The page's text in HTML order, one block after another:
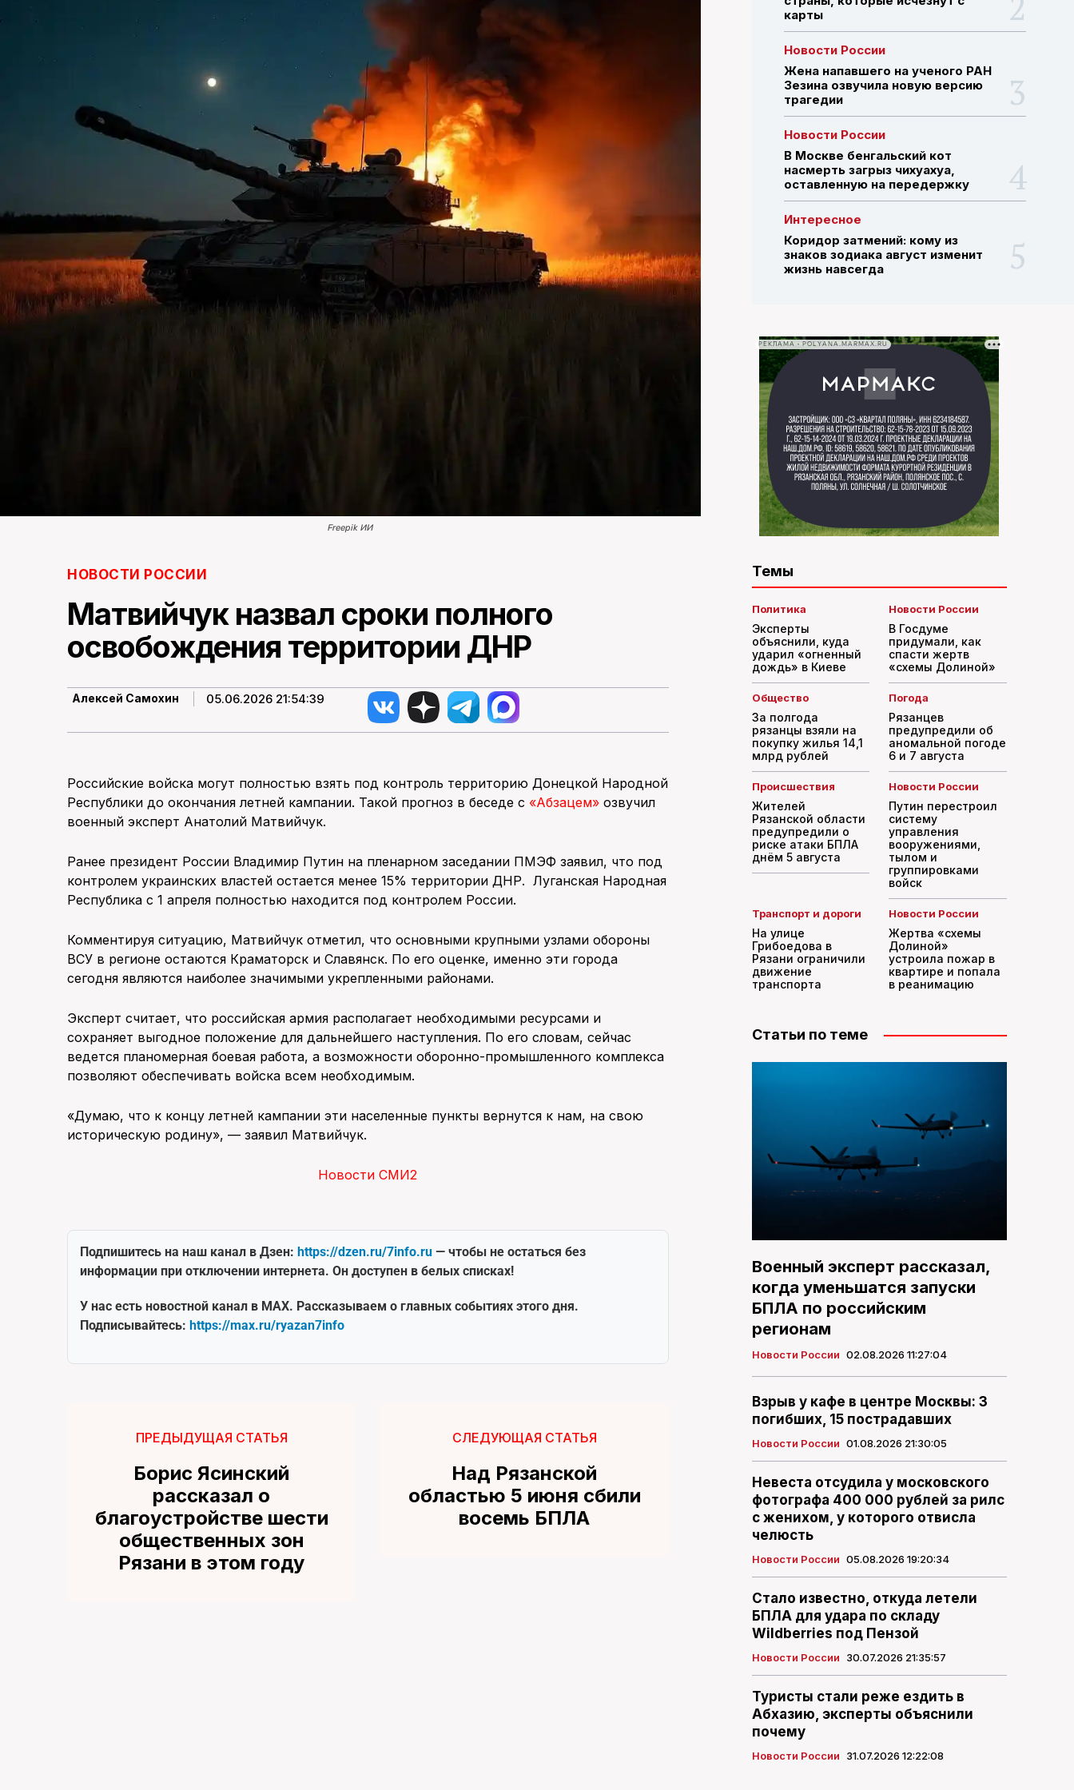
ПОИСК ПО САЙТУ
Freepik ИИ
НОВОСТИ РОССИИ
Матвийчук назвал сроки полного
освобождения территории ДНР
Алексей Самохин 05.06.2026 21:54:39
Российские войска могут полностью взять под контроль территорию Донецкой Народной
Республики до окончания летней кампании. Такой прогноз в беседе с «Абзацем» озвучил
военный эксперт Анатолий Матвийчук.
Ранее президент России Владимир Путин на пленарном заседании ПМЭФ заявил, что под
контролем украинских властей остается менее 15% территории ДНР. Луганская Народная
Республика с 1 апреля полностью находится под контролем России.
Комментируя ситуацию, Матвийчук отметил, что основными крупными узлами обороны
ВСУ в регионе остаются Краматорск и Славянск. По его оценке, именно эти города
сегодня являются наиболее значимыми укрепленными районами.
Эксперт считает, что российская армия располагает необходимыми ресурсами и
сохраняет выгодное положение для дальнейшего наступления. По его словам, сейчас
ведется планомерная боевая работа, а возможности оборонно-промышленного комплекса
позволяют обеспечивать войска всем необходимым.
«Думаю, что к концу летней кампании эти населенные пункты вернутся к нам, на свою
историческую родину», — заявил Матвийчук.
Новости СМИ2
Подпишитесь на наш канал в Дзен: https://dzen.ru/7info.ru — чтобы не остаться без
информации при отключении интернета. Он доступен в белых списках!
У нас есть новостной канал в MAX. Рассказываем о главных событиях этого дня.
Подписывайтесь: https://max.ru/ryazan7info
ПРЕДЫДУЩАЯ СТАТЬЯ
Борис Ясинский
рассказал о
благоустройстве шести
общественных зон
Рязани в этом году
СЛЕДУЮЩАЯ СТАТЬЯ
Над Рязанской
областью 5 июня сбили
восемь БПЛА
карты
Новости России
Жена напавшего на ученого РАН
Зезина озвучила новую версию
трагедии
Новости России
В Москве бенгальский кот
насмерть загрыз чихуахуа,
оставленную на передержку
Интересное
Коридор затмений: кому из
знаков зодиака август изменит
жизнь навсегда
РЕКЛАМА • POLYANA.MARMAX.RU
Темы
Политика
Эксперты
объяснили, куда
ударил «огненный
дождь» в Киеве
Новости России
В Госдуме
придумали, как
спасти жертв
«схемы Долиной»
Общество
За полгода
рязанцы взяли на
покупку жилья 14,1
млрд рублей
Погода
Рязанцев
предупредили об
аномальной погоде
6 и 7 августа
Происшествия
Жителей
Рязанской области
предупредили о
риске атаки БПЛА
днём 5 августа
Новости России
Путин перестроил
систему
управления
вооружениями,
тылом и
группировками
войск
Транспорт и дороги
На улице
Грибоедова в
Рязани ограничили
движение
транспорта
Новости России
Жертва «схемы
Долиной»
устроила пожар в
квартире и попала
в реанимацию
Статьи по теме
Военный эксперт рассказал,
когда уменьшатся запуски
БПЛА по российским
регионам
Новости России 02.08.2026 11:27:04
Взрыв у кафе в центре Москвы: 3
погибших, 15 пострадавших
Новости России 01.08.2026 21:30:05
Невеста отсудила у московского
фотографа 400 000 рублей за рилс
с женихом, у которого отвисла
челюсть
Новости России 05.08.2026 19:20:34
Стало известно, откуда летели
БПЛА для удара по складу
Wildberries под Пензой
Новости России 30.07.2026 21:35:57
Туристы стали реже ездить в
Абхазию, эксперты объяснили
почему
Новости России 31.07.2026 12:22:08